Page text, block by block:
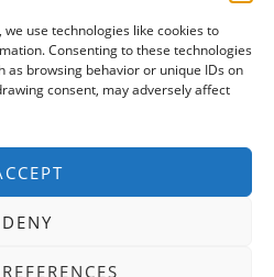
use technologies like cookies to
Consenting to these technologies
as browsing behavior or unique IDs on
consent, may adversely affect
DENY